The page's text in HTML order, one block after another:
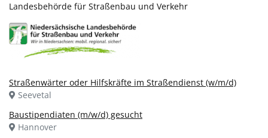
Landesbehörde für Straßenbau und Verkehr
Straßenwärter oder Hilfskräfte im Straßendienst (w/m/d)
Seevetal
Baustipendiaten (m/w/d) gesucht
Hannover